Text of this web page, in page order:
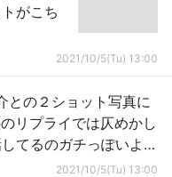
がこち
2021/10/5(Tu) 13:00
との２ショット写真に
リプライでは仄めかし
てるのガチっぽいよな
2021/10/5(Tu) 13:00